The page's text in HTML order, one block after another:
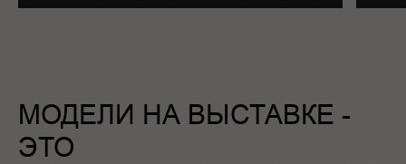
МОДЕЛИ НА ВЫСТАВКЕ -
ЭТО